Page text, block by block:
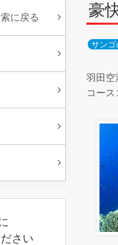
に戻る
さい
豪
サンゴ
羽田空
コー